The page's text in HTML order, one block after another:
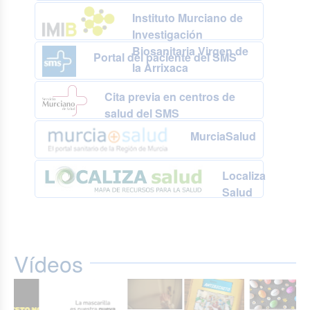
Instituto Murciano de
Investigación
Biosanitaria Virgen de
la Arrixaca
Portal del paciente del SMS
Cita previa en centros de
salud del SMS
MurciaSalud
Localiza
Salud
Vídeos